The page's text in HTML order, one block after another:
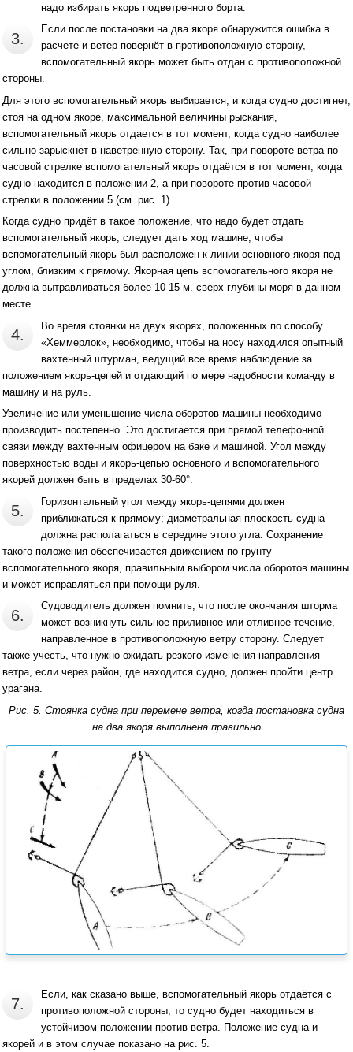
надо избирать якорь подветренного борта.
3.
Если после постановки на два якоря обнаружится ошибка в
расчете и ветер повернёт в противоположную сторону,
вспомогательный якорь может быть отдан с противоположной
стороны.
Для этого вспомогательный якорь выбирается, и когда судно достигнет,
стоя на одном якоре, максимальной величины рыскания,
вспомогательный якорь отдается в тот момент, когда судно наиболее
сильно зарыскнет в наветренную сторону. Так, при повороте ветра по
часовой стрелке вспомогательный якорь отдаётся в тот момент, когда
судно находится в положении 2, а при повороте против часовой
стрелки в положении 5 (см. рис. 1).
Когда судно придёт в такое положение, что надо будет отдать
вспомогательный якорь, следует дать ход машине, чтобы
вспомогательный якорь был расположен к линии основного якоря под
углом, близким к прямому. Якорная цепь вспомогательного якоря не
должна вытравливаться более 10-15 м. сверх глубины моря в данном
месте.
4.
Во время стоянки на двух якорях, положенных по способу
«Хеммерлок», необходимо, чтобы на носу находился опытный
вахтенный штурман, ведущий все время наблюдение за
положением якорь-цепей и отдающий по мере надобности команду в
машину и на руль.
Увеличение или уменьшение числа оборотов машины необходимо
производить постепенно. Это достигается при прямой телефонной
связи между вахтенным офицером на баке и машиной. Угол между
поверхностью воды и якорь-цепью основного и вспомогательного
якорей должен быть в пределах 30-60°.
5.
Горизонтальный угол между якорь-цепями должен
приближаться к прямому; диаметральная плоскость судна
должна располагаться в середине этого угла. Сохранение
такого положения обеспечивается движением по грунту
вспомогательного якоря, правильным выбором числа оборотов машины
и может исправляться при помощи руля.
6.
Судоводитель должен помнить, что после окончания шторма
может возникнуть сильное приливное или отливное течение,
направленное в противоположную ветру сторону. Следует
также учесть, что нужно ожидать резкого изменения направления
ветра, если через район, где находится судно, должен пройти центр
урагана.
Рис. 5. Стоянка судна при перемене ветра, когда постановка судна
на два якоря выполнена правильно
7.
Если, как сказано выше, вспомогательный якорь отдаётся с
противоположной стороны, то судно будет находиться в
устойчивом положении против ветра. Положение судна и
якорей и в этом случае показано на рис. 5.